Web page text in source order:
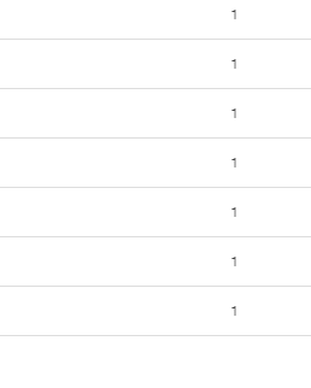
1
1
1
1
1
1
1